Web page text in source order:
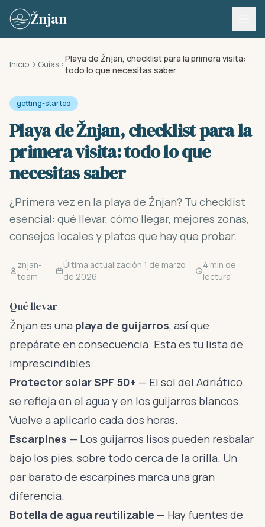
Skip to content
Žnjan
Inicio Guías
Playa de Žnjan, checklist para la primera visita:
todo lo que necesitas saber
getting-started
Playa de Žnjan, checklist para la
primera visita: todo lo que
necesitas saber
¿Primera vez en la playa de Žnjan? Tu checklist
esencial: qué llevar, cómo llegar, mejores zonas,
consejos locales y platos que hay que probar.
znjan-
team
Última actualización 1 de marzo
de 2026
4 min de
lectura
Qué llevar
Žnjan es una playa de guijarros, así que
prepárate en consecuencia. Esta es tu lista de
imprescindibles:
Protector solar SPF 50+ — El sol del Adriático
se refleja en el agua y en los guijarros blancos.
Vuelve a aplicarlo cada dos horas.
Escarpines — Los guijarros lisos pueden resbalar
bajo los pies, sobre todo cerca de la orilla. Un
par barato de escarpines marca una gran
diferencia.
Botella de agua reutilizable — Hay fuentes de